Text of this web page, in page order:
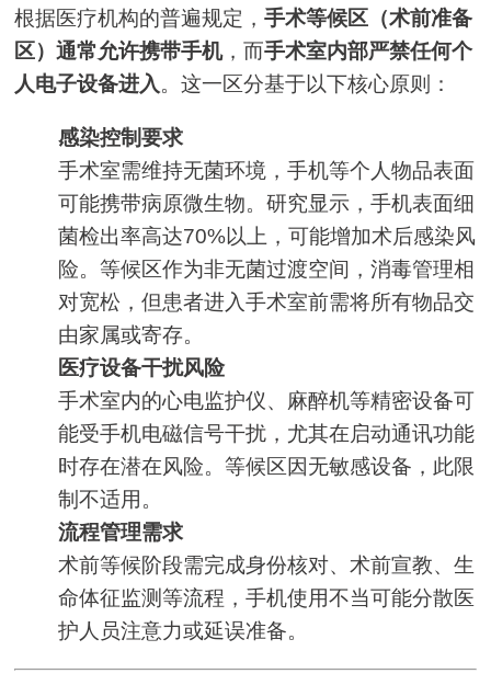
根据医疗机构的普遍规定，手术等候区（术前准备
区）通常允许携带手机，而手术室内部严禁任何个
人电子设备进入 。这一区分基于以下核心原则：
感染控制要求
手术室需维持无菌环境，手机等个人物品表面
可能携带病原微生物。研究显示，手机表面细
菌检出率高达70%以上，可能增加术后感染风
险。等候区作为非无菌过渡空间，消毒管理相
对宽松，但患者进入手术室前需将所有物品交
由家属或寄存。
医疗设备干扰风险
手术室内的心电监护仪、麻醉机等精密设备可
能受手机电磁信号干扰，尤其在启动通讯功能
时存在潜在风险。等候区因无敏感设备，此限
制不适用。
流程管理需求
术前等候阶段需完成身份核对、术前宣教、生
命体征监测等流程，手机使用不当可能分散医
护人员注意力或延误准备。